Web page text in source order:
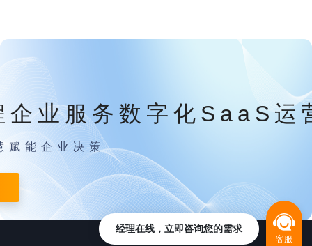
企业服务数字化SaaS运
赋能企业决策
客服
经理在线，立即咨询您的需求